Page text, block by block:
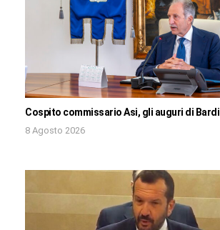
Cospito commissario Asi, gli auguri di Bardi
8 Agosto 2026